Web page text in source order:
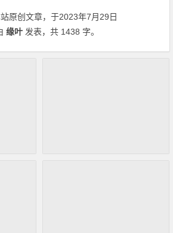
原创文章，于2023年7月29日
缘叶 发表，共 1438 字。